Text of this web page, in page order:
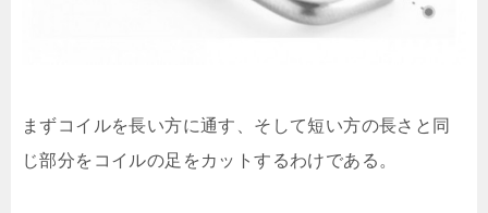
まずコイルを長い方に通す、そして短い方の長さと同
じ部分をコイルの足をカットするわけである。